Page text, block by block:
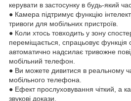
керувати в застосунку в будь-який
● Камера підтримує функцію
тривоги для мобільних пристроїв.
● Коли хтось товходить у зону
переміщається, спрацьовує функція
автоматично надсилає тривожне
мобільний телефон.
● Ви можете дивитися в реальному
мобільного телефона.
● Ефект прослуховування чіткий, а
звукові докази.